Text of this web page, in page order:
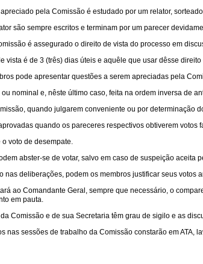
pela Comissão é estudado por um relator,
são sempre escritos e terminam por um parecer
é assegurado o direito de vista do processo em
vista é de 3 (três) dias úteis e aquêle que usar dêsse
pode apresentar questões a serem apreciadas pela
ou nominal e, nêste último caso, feita na ordem inversa de
quando julgarem conveniente ou por determinação
quando os pareceres respectivos obtiverem
voto de desempate.
abster-se de votar, salvo em caso de suspeição aceita
nas deliberações, podem os membros justificar seus
ao Comandante Geral, sempre que necessário, o
em pauta.
Comissão e de sua Secretaria têm grau de sigilo e as
nas sessões de trabalho da Comissão constarão em